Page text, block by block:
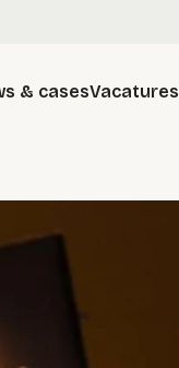
& casesVacatures